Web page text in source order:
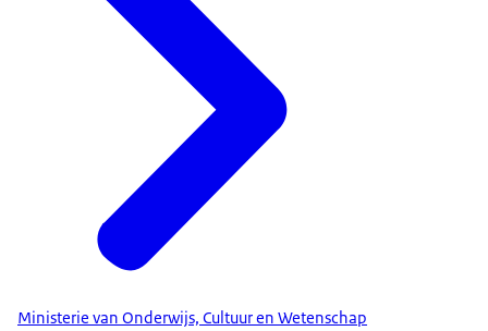
Ministerie van Onderwijs, Cultuur en Wetenschap